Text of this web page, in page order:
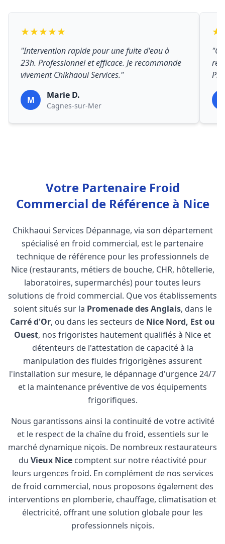
★★★★★
"Intervention rapide pour une fuite d'eau à
23h. Professionnel et efficace. Je recommande
vivement Chikhaoui Services."
M Marie D.
Cagnes-sur-Mer
Votre Partenaire Froid
Commercial de Référence à Nice
Chikhaoui Services Dépannage, via son département
spécialisé en froid commercial, est le partenaire
technique de référence pour les professionnels de
Nice (restaurants, métiers de bouche, CHR, hôtellerie,
laboratoires, supermarchés) pour toutes leurs
solutions de froid commercial. Que vos établissements
soient situés sur la Promenade des Anglais, dans le
Carré d'Or, ou dans les secteurs de Nice Nord, Est ou
Ouest, nos frigoristes hautement qualifiés à Nice et
détenteurs de l'attestation de capacité à la
manipulation des fluides frigorigènes assurent
l'installation sur mesure, le dépannage d'urgence 24/7
et la maintenance préventive de vos équipements
frigorifiques.
Nous garantissons ainsi la continuité de votre activité
et le respect de la chaîne du froid, essentiels sur le
marché dynamique niçois. De nombreux restaurateurs
du Vieux Nicecomptent sur notre réactivité pour
leurs urgences froid. En complément de nos services
de froid commercial, nous proposons également des
interventions en plomberie, chauffage, climatisation et
électricité, offrant une solution globale pour les
professionnels niçois.